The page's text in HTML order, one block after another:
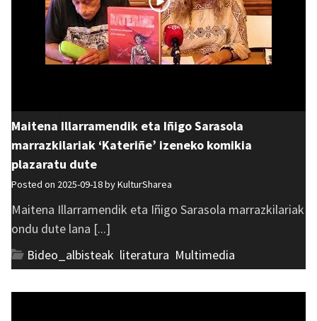
Maitena Illarramendik eta Iñigo Sarasola
marrazkilariak ‘Kateriñe’ izeneko komikia
plazaratu dute
Posted on 2025-09-18 byKulturSharea
Maitena Illarramendik eta Iñigo Sarasola marrazkilariak
ondu dute lana [...]
Bideo_albisteak literatura Multimedia